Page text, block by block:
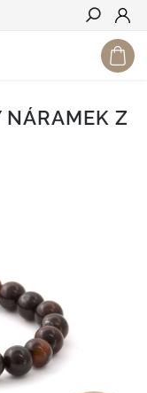
Hledat
NÁRAMEK Z